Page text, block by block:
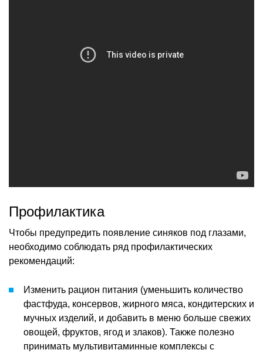
Профилактика
Чтобы предупредить появление синяков под глазами,
необходимо соблюдать ряд профилактических
рекомендаций:
Изменить рацион питания (уменьшить количество
фастфуда, консервов, жирного мяса, кондитерских и
мучных изделий, и добавить в меню больше свежих
овощей, фруктов, ягод и злаков). Также полезно
принимать мультивитаминные комплексы с